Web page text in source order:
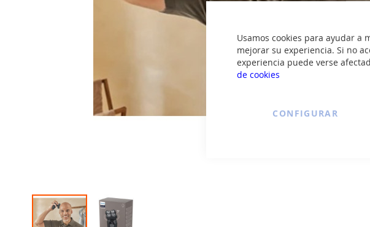
Usamos cookies para ayudar a
mejorar su experiencia. Si no
experiencia puede verse
de cookies
CONFIGURAR